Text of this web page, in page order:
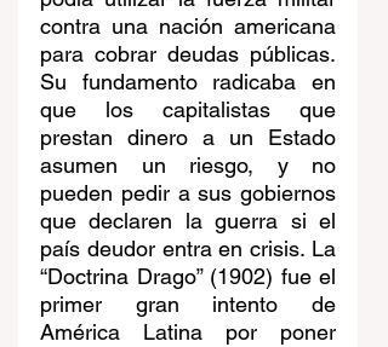
contra una nación americana
para cobrar deudas públicas.
Su fundamento radicaba en
que los capitalistas que
prestan dinero a un Estado
asumen un riesgo, y no
pueden pedir a sus gobiernos
que declaren la guerra si el
país deudor entra en crisis. La
“Doctrina Drago” (1902) fue el
primer gran intento de
América Latina por poner